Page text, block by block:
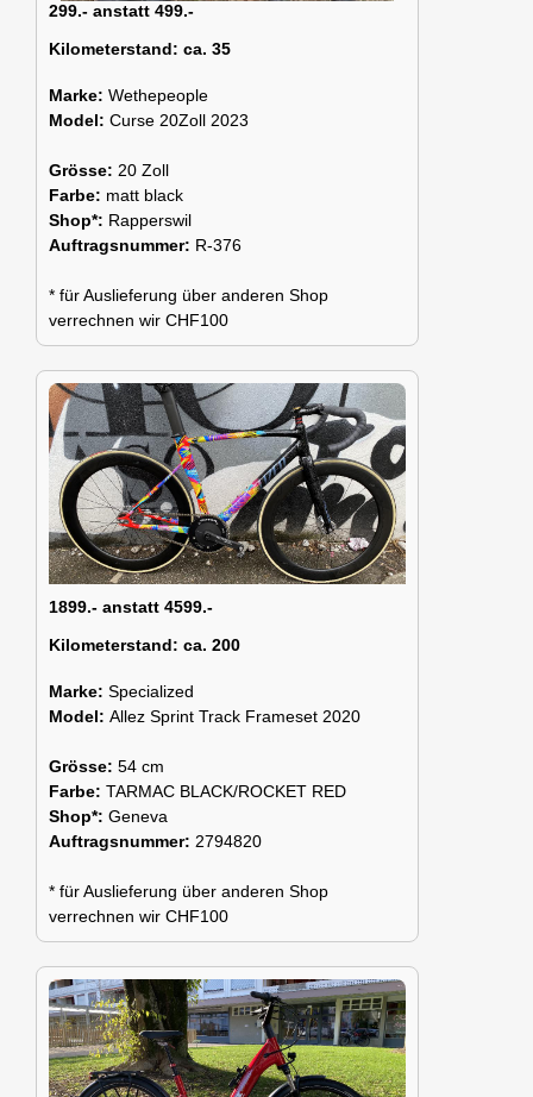
299.- anstatt 499.-
Kilometerstand: ca. 35
Marke: Wethepeople
Model: Curse 20Zoll 2023
Grösse: 20 Zoll
Farbe: matt black
Shop*: Rapperswil
Auftragsnummer: R-376
* für Auslieferung über anderen Shop
verrechnen wir CHF100
1899.- anstatt 4599.-
Kilometerstand: ca. 200
Marke: Specialized
Model: Allez Sprint Track Frameset 2020
Grösse: 54 cm
Farbe: TARMAC BLACK/ROCKET RED
Shop*: Geneva
Auftragsnummer: 2794820
* für Auslieferung über anderen Shop
verrechnen wir CHF100